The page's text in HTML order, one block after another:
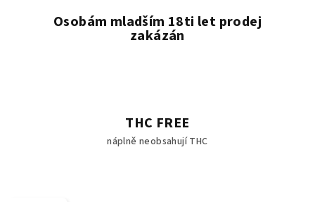
Osobám mladším 18ti let prodej
zakázán
THC FREE
náplně neobsahují THC